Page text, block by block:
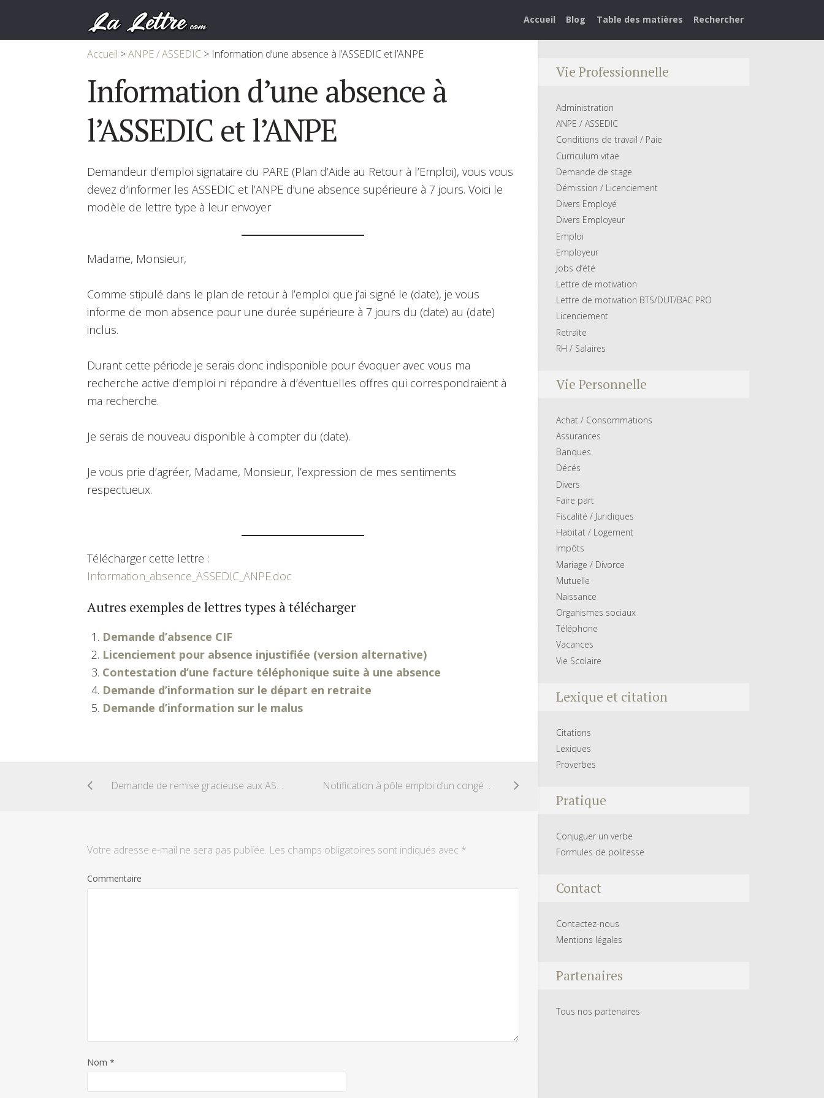
Accueil Blog Table des matières Rechercher
Accueil >ANPE / ASSEDIC > Information d’une absence à l’ASSEDIC et l’ANPE
Information d’une absence à
l’ASSEDIC et l’ANPE
Demandeur d’emploi signataire du PARE (Plan d’Aide au Retour à l’Emploi), vous vous
devez d’informer les ASSEDIC et l’ANPE d’une absence supérieure à 7 jours. Voici le
modèle de lettre type à leur envoyer
Madame, Monsieur,
Comme stipulé dans le plan de retour à l’emploi que j’ai signé le (date), je vous
informe de mon absence pour une durée supérieure à 7 jours du (date) au (date)
inclus.
Durant cette période je serais donc indisponible pour évoquer avec vous ma
recherche active d’emploi ni répondre à d’éventuelles offres qui correspondraient à
ma recherche.
Je serais de nouveau disponible à compter du (date).
Je vous prie d’agréer, Madame, Monsieur, l’expression de mes sentiments
respectueux.
Télécharger cette lettre :
Information_absence_ASSEDIC_ANPE.doc
Autres exemples de lettres types à télécharger
Demande d’absence CIF
Licenciement pour absence injustifiée (version alternative)
Contestation d’une facture téléphonique suite à une absence
Demande d’information sur le départ en retraite
Demande d’information sur le malus
Demande de remise gracieuse aux ASSEDIC Notification à pôle emploi d’un congé maternité
Votre adresse e-mail ne sera pas publiée. Les champs obligatoires sont indiqués avec *
Commentaire
Nom *
Vie Professionnelle
Administration
ANPE / ASSEDIC
Conditions de travail / Paie
Curriculum vitae
Demande de stage
Démission / Licenciement
Divers Employé
Divers Employeur
Emploi
Employeur
Jobs d’été
Lettre de motivation
Lettre de motivation BTS/DUT/BAC PRO
Licenciement
Retraite
RH / Salaires
Vie Personnelle
Achat / Consommations
Assurances
Banques
Décés
Divers
Faire part
Fiscalité / Juridiques
Habitat / Logement
Impôts
Mariage / Divorce
Mutuelle
Naissance
Organismes sociaux
Téléphone
Vacances
Vie Scolaire
Lexique et citation
Citations
Lexiques
Proverbes
Pratique
Conjuguer un verbe
Formules de politesse
Contact
Contactez-nous
Mentions légales
Partenaires
Tous nos partenaires